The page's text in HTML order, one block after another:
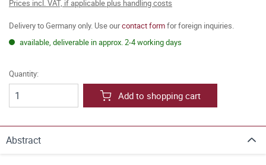
Prices incl. VAT, if applicable plus handling costs
Delivery to Germany only. Use ourcontact formfor foreign inquiries.
available, deliverable in approx. 2-4 working days
Quantity:
Add to shopping cart
Abstract